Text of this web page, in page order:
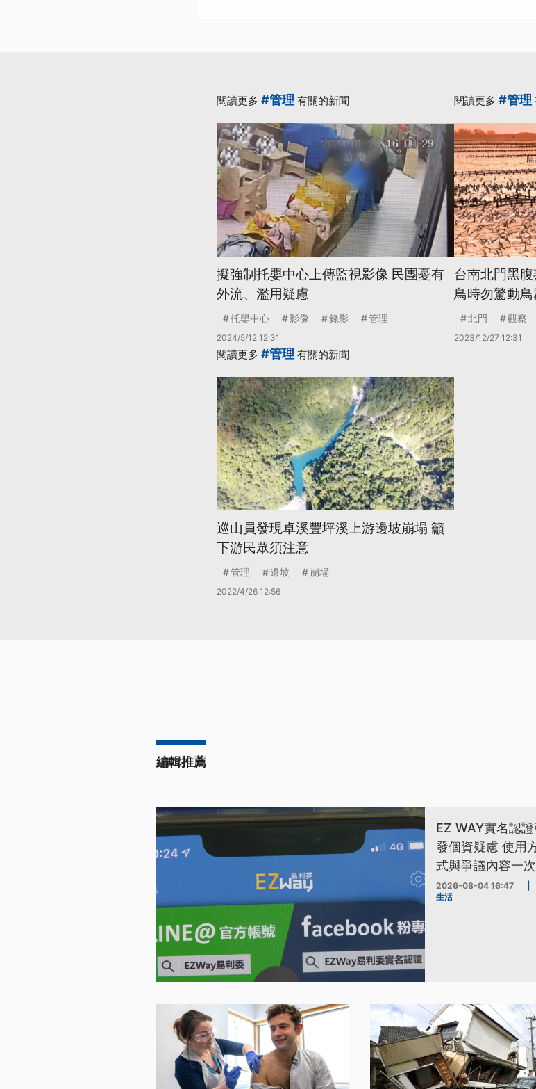
閱讀更多 #管理 有關的新聞
擬強制托嬰中心上傳監視影像 民團憂有
外流、濫用疑慮
托嬰中心 影像 錄影 管理
2024/5/12 12:31
閱讀更多 #管理
台南北門黑
鳥時勿驚動
北門 觀察
2023/12/27 12:31
閱讀更多 #管理 有關的新聞
巡山員發現卓溪豐坪溪上游邊坡崩塌 籲
下游民眾須注意
管理 邊坡 崩塌
2022/4/26 12:56
編輯推薦
EZ WAY實名認證
發個資疑慮 使用
式與爭議內容一
2026-08-04 16:47
生活